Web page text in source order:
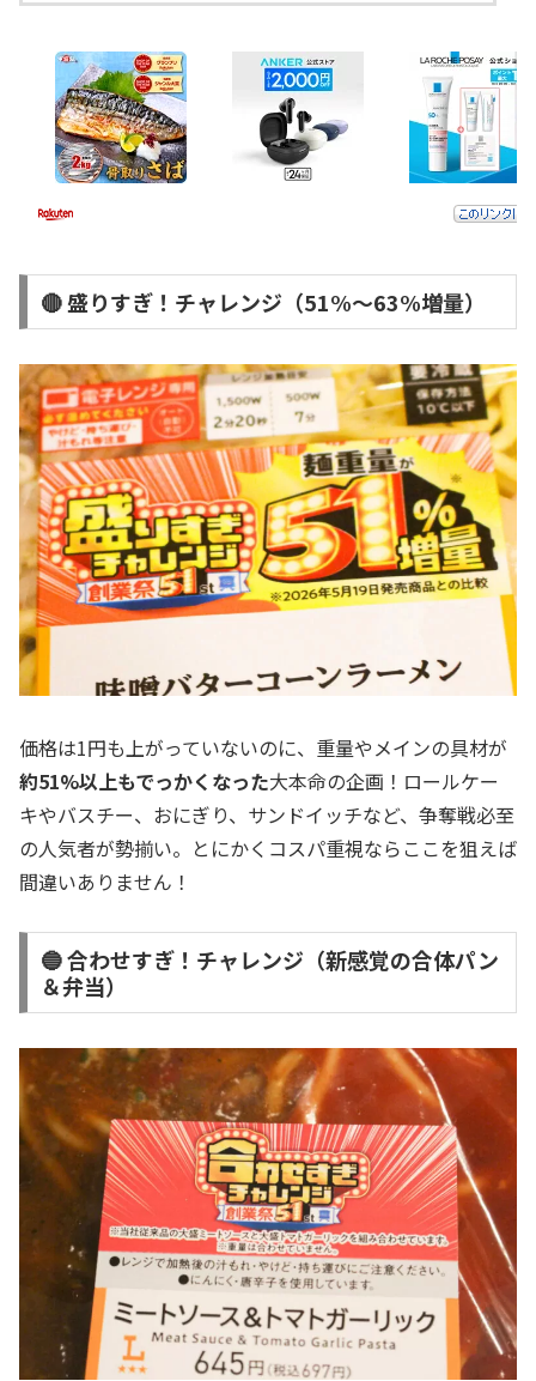
🔴 盛りすぎ！チャレンジ（51%〜63%増量）
価格は1円も上がっていないのに、重量やメインの具材が
約51%以上もでっかくなった大本命の企画！ロールケー
キやバスチー、おにぎり、サンドイッチなど、争奪戦必至
の人気者が勢揃い。とにかくコスパ重視ならここを狙えば
間違いありません！
🔵 合わせすぎ！チャレンジ（新感覚の合体パン
＆弁当）